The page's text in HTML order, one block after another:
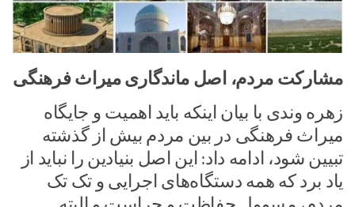
مشارکت مردم، اصل ماندگاری میراث فرهنگی
زهره وندی با بیان اینکه باید اهمیت و جایگاه
میراث فرهنگی در بین مردم بیش از گذشته
تبیین شود، ادامه داد: این اصل بنیادین را نباید از
یاد برد که همه دستگاه‌های اجرایی و تک تک